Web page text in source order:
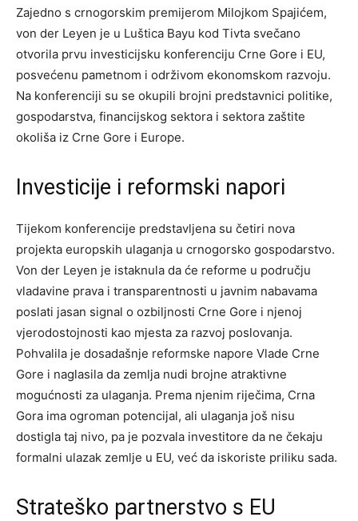
Zajedno s crnogorskim premijerom Milojkom Spajićem,
von der Leyen je u Luštica Bayu kod Tivta svečano
otvorila prvu investicijsku konferenciju Crne Gore i EU,
posvećenu pametnom i održivom ekonomskom razvoju.
Na konferenciji su se okupili brojni predstavnici politike,
gospodarstva, financijskog sektora i sektora zaštite
okoliša iz Crne Gore i Europe.
Investicije i reformski napori
Tijekom konferencije predstavljena su četiri nova
projekta europskih ulaganja u crnogorsko gospodarstvo.
Von der Leyen je istaknula da će reforme u području
vladavine prava i transparentnosti u javnim nabavama
poslati jasan signal o ozbiljnosti Crne Gore i njenoj
vjerodostojnosti kao mjesta za razvoj poslovanja.
Pohvalila je dosadašnje reformske napore Vlade Crne
Gore i naglasila da zemlja nudi brojne atraktivne
mogućnosti za ulaganja. Prema njenim riječima, Crna
Gora ima ogroman potencijal, ali ulaganja još nisu
dostigla taj nivo, pa je pozvala investitore da ne čekaju
formalni ulazak zemlje u EU, već da iskoriste priliku sada.
Strateško partnerstvo s EU